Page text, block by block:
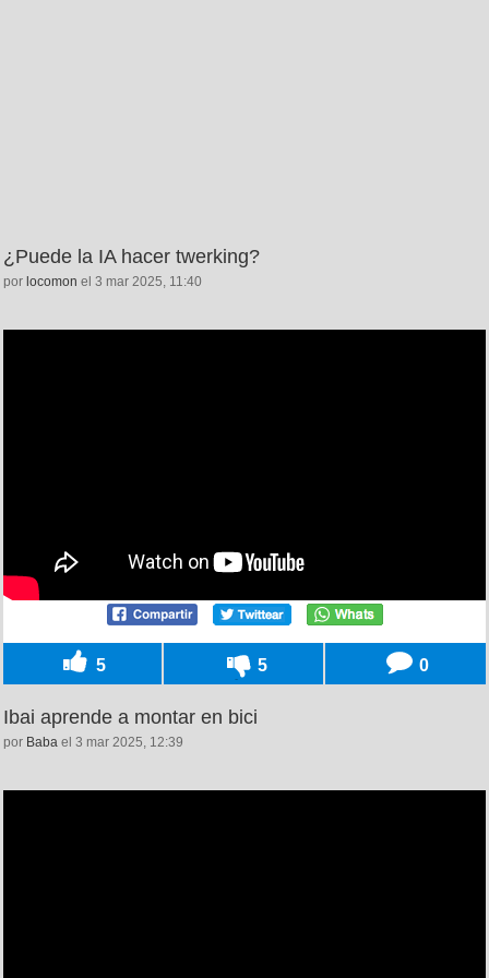
¿Puede la IA hacer twerking?
por locomon el 3 mar 2025, 11:40
5 5 0
Ibai aprende a montar en bici
por Baba el 3 mar 2025, 12:39